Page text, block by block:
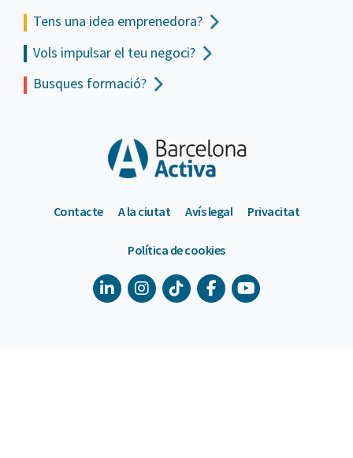
Tens una idea emprenedora?
Vols impulsar el teu negoci?
Busques formació?
Contacte A la ciutat Avís legal Privacitat
Política de cookies